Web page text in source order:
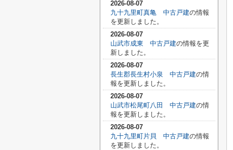
2026-08-07
九十九里町真亀 中古戸建の情報
を更新しました。
2026-08-07
山武市成東 中古戸建の情報を更
新しました。
2026-08-07
長生郡長生村小泉 中古戸建の情
報を更新しました。
2026-08-07
山武市松尾町八田 中古戸建の情
報を更新しました。
2026-08-07
九十九里町片貝 中古戸建の情報
を更新しました。